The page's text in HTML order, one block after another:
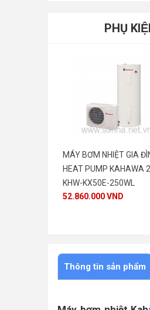
PHỤ
MÁY BƠM NHIỆT GIA
HEAT PUMP KAHAWA
KHW-KX50E-250WL
52.860.000 VND
Thông tin sản phẩm